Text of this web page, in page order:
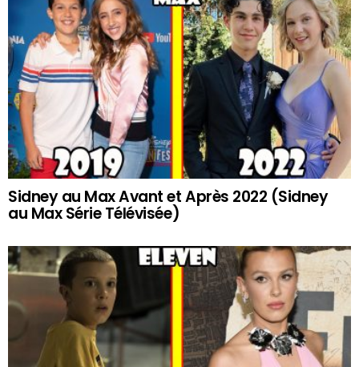
Sidney au Max Avant et Après 2022 (Sidney
au Max Série Télévisée)